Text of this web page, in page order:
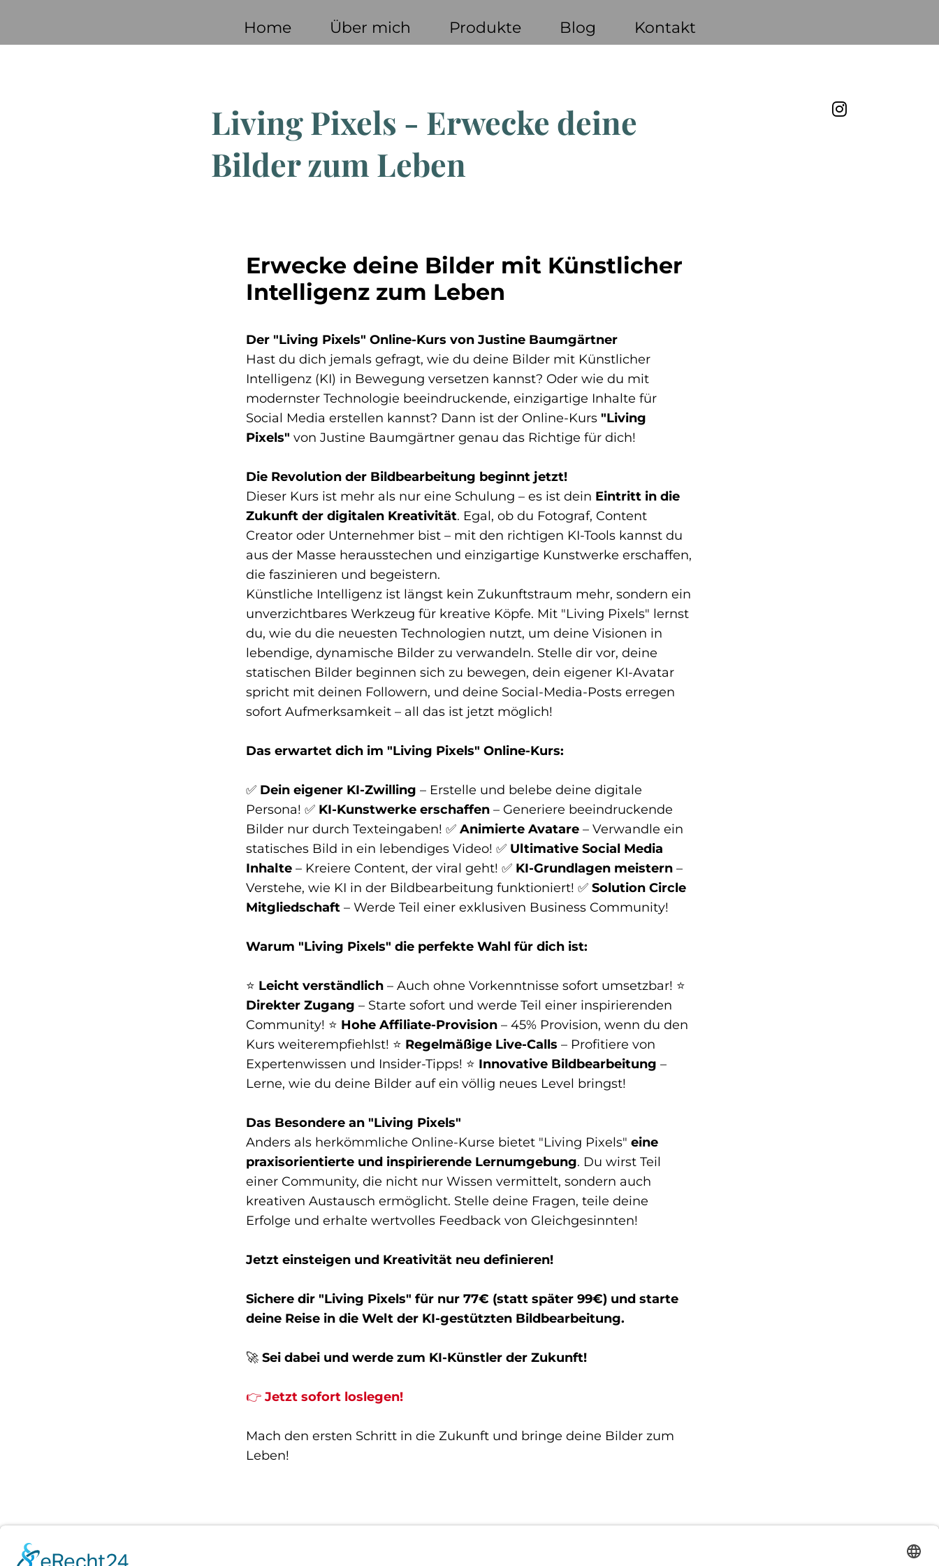
Home Über mich Produkte Blog Kontakt
Living Pixels - Erwecke deine
Bilder zum Leben
Erwecke deine Bilder mit Künstlicher
Intelligenz zum Leben
Der "Living Pixels" Online-Kurs von Justine Baumgärtner
Hast du dich jemals gefragt, wie du deine Bilder mit Künstlicher
Intelligenz (KI) in Bewegung versetzen kannst? Oder wie du mit
modernster Technologie beeindruckende, einzigartige Inhalte für
Social Media erstellen kannst? Dann ist der Online-Kurs "Living
Pixels" von Justine Baumgärtner genau das Richtige für dich!
Die Revolution der Bildbearbeitung beginnt jetzt!
Dieser Kurs ist mehr als nur eine Schulung – es ist dein Eintritt in die
Zukunft der digitalen Kreativität. Egal, ob du Fotograf, Content
Creator oder Unternehmer bist – mit den richtigen KI-Tools kannst du
aus der Masse herausstechen und einzigartige Kunstwerke erschaffen,
die faszinieren und begeistern.
Künstliche Intelligenz ist längst kein Zukunftstraum mehr, sondern ein
unverzichtbares Werkzeug für kreative Köpfe. Mit "Living Pixels" lernst
du, wie du die neuesten Technologien nutzt, um deine Visionen in
lebendige, dynamische Bilder zu verwandeln. Stelle dir vor, deine
statischen Bilder beginnen sich zu bewegen, dein eigener KI-Avatar
spricht mit deinen Followern, und deine Social-Media-Posts erregen
sofort Aufmerksamkeit – all das ist jetzt möglich!
Das erwartet dich im "Living Pixels" Online-Kurs:
✅ Dein eigener KI-Zwilling – Erstelle und belebe deine digitale
Persona! ✅ KI-Kunstwerke erschaffen – Generiere beeindruckende
Bilder nur durch Texteingaben! ✅ Animierte Avatare – Verwandle ein
statisches Bild in ein lebendiges Video! ✅ Ultimative Social Media
Inhalte – Kreiere Content, der viral geht! ✅ KI-Grundlagen meistern –
Verstehe, wie KI in der Bildbearbeitung funktioniert! ✅ Solution Circle
Mitgliedschaft – Werde Teil einer exklusiven Business Community!
Warum "Living Pixels" die perfekte Wahl für dich ist:
⭐ Leicht verständlich – Auch ohne Vorkenntnisse sofort umsetzbar! ⭐
Direkter Zugang – Starte sofort und werde Teil einer inspirierenden
Community! ⭐ Hohe Affiliate-Provision – 45% Provision, wenn du den
Kurs weiterempfiehlst! ⭐ Regelmäßige Live-Calls – Profitiere von
Expertenwissen und Insider-Tipps! ⭐ Innovative Bildbearbeitung –
Lerne, wie du deine Bilder auf ein völlig neues Level bringst!
Das Besondere an "Living Pixels"
Anders als herkömmliche Online-Kurse bietet "Living Pixels" eine
praxisorientierte und inspirierende Lernumgebung. Du wirst Teil
einer Community, die nicht nur Wissen vermittelt, sondern auch
kreativen Austausch ermöglicht. Stelle deine Fragen, teile deine
Erfolge und erhalte wertvolles Feedback von Gleichgesinnten!
Jetzt einsteigen und Kreativität neu definieren!
Sichere dir "Living Pixels" für nur 77€ (statt später 99€) und starte
deine Reise in die Welt der KI-gestützten Bildbearbeitung.
🚀 Sei dabei und werde zum KI-Künstler der Zukunft!
👉 Jetzt sofort loslegen!
Mach den ersten Schritt in die Zukunft und bringe deine Bilder zum
Leben!